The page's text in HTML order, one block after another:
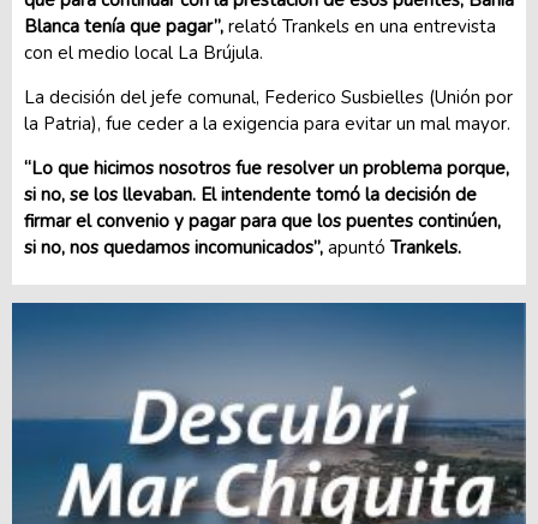
Blanca tenía que pagar”, relató Trankels en una entrevista
con el medio local La Brújula.
La decisión del jefe comunal, Federico Susbielles (Unión por
la Patria), fue ceder a la exigencia para evitar un mal mayor.
“Lo que hicimos nosotros fue resolver un problema porque,
si no, se los llevaban. El intendente tomó la decisión de
firmar el convenio y pagar para que los puentes continúen,
si no, nos quedamos incomunicados”, apuntó Trankels.